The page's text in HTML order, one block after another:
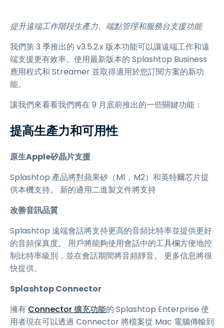
提升遠端工作階段生產力、端點管理和服務台支援功能
我們第 3 季推出的 v3.5.2.x 版本功能可以讓遠端工作和遠
端支援更有效率。使用最新版本的 Splashtop Business
應用程式和 Streamer 並取得適用於您訂閱方案的新功
能。
讓我們來看看我們將在 9 月底前推出的一些關鍵功能：
提高生產力和可用性
原生Apple矽晶片支援
Splashtop 產品將對蘋果矽（M1，M2）和英特爾芯片提
供本機支持。 新的通用二進製文件將支持
改善音訊品質
Splashtop 遠端會話將支持更高的音頻比特率並提供更好
的音頻保真度。 用戶將能夠使用會話中的工具欄方便地控
制比特率級別，並在會話期間將音頻靜音。 更多信息將很
快提供。
Splashtop Connector
擁有 Connector 擴充功能的 Splashtop Enterprise 使
用者現在可以透過 Connector 將檔案從 Mac 電腦傳輸到